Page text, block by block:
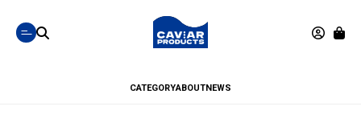
CATEGORYABOUTNEWS